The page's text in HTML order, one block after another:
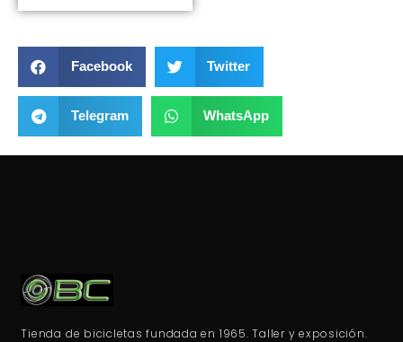
Facebook Twitter
Telegram WhatsApp
Tienda de bicicletas fundada en 1965. Taller y exposición.